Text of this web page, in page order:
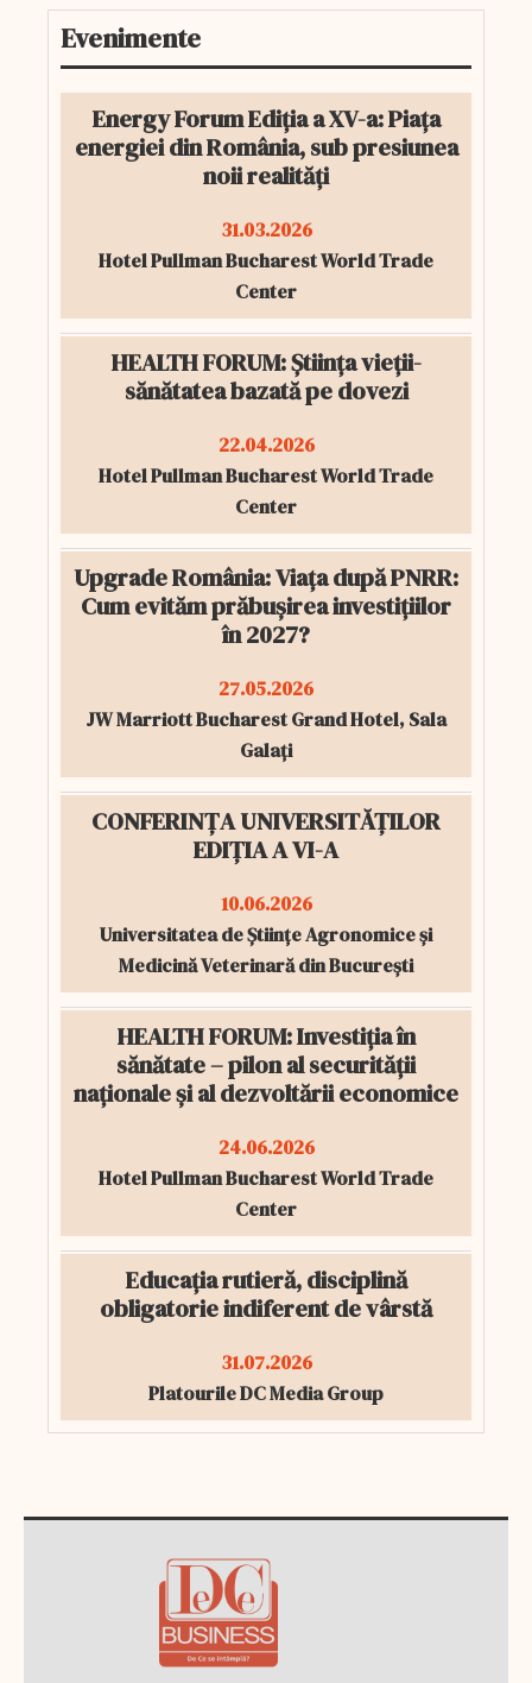
Evenimente
Energy Forum Ediția a XV-a: Piața
energiei din România, sub presiunea
noii realități
31.03.2026
Hotel Pullman Bucharest World Trade
Center
HEALTH FORUM: Știința vieții-
sănătatea bazată pe dovezi
22.04.2026
Hotel Pullman Bucharest World Trade
Center
Upgrade România: Viața după PNRR:
Cum evităm prăbușirea investițiilor
în 2027?
27.05.2026
JW Marriott Bucharest Grand Hotel, Sala
Galați
CONFERINȚA UNIVERSITĂȚILOR
EDIȚIA A VI-A
10.06.2026
Universitatea de Științe Agronomice și
Medicină Veterinară din București
HEALTH FORUM: Investiția în
sănătate – pilon al securității
naționale și al dezvoltării economice
24.06.2026
Hotel Pullman Bucharest World Trade
Center
Educația rutieră, disciplină
obligatorie indiferent de vârstă
31.07.2026
Platourile DC Media Group